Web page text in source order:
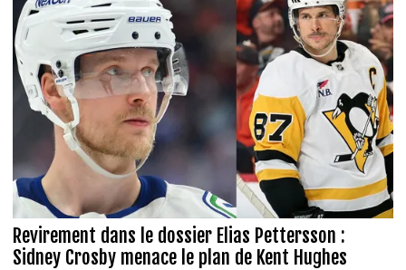
Revirement dans le dossier Elias Pettersson :
Sidney Crosby menace le plan de Kent Hughes